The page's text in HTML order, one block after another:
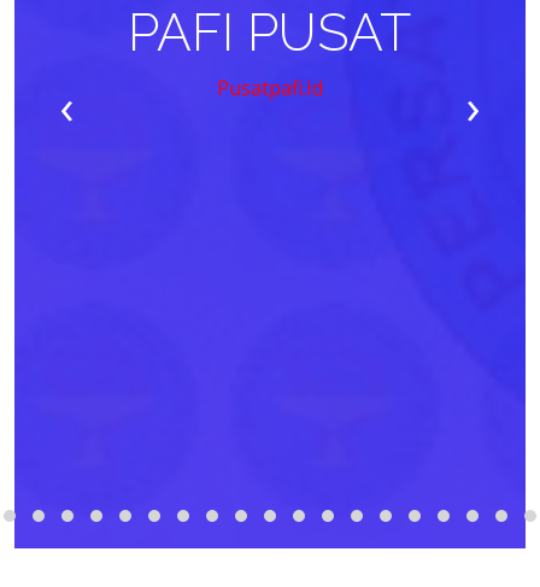
PAFI PUSAT
Pusatpafi.id
‹ ›